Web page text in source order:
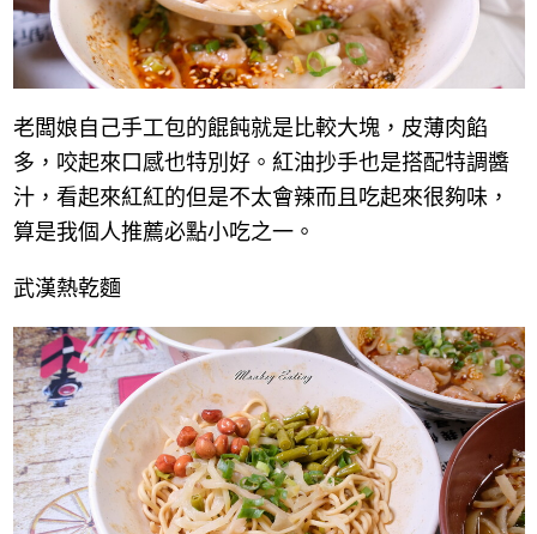
老闆娘自己手工包的餛飩就是比較大塊，皮薄肉餡
多，咬起來口感也特別好。紅油抄手也是搭配特調醬
汁，看起來紅紅的但是不太會辣而且吃起來很夠味，
算是我個人推薦必點小吃之一。
武漢熱乾麵